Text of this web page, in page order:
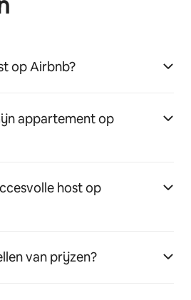
op Airbnb?
appartement op
host op
van prijzen?